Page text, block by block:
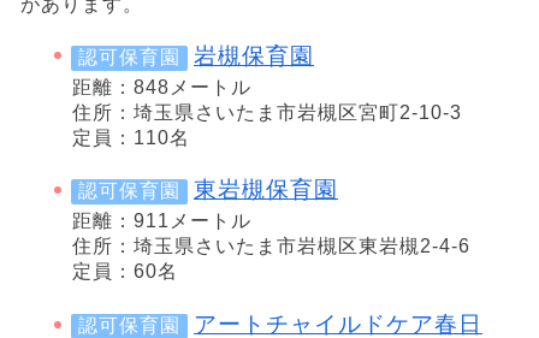
認可保育園 岩槻保育園
距離：848メートル
住所：埼玉県さいたま市岩槻区宮町2-10-3
定員：110名
認可保育園 東岩槻保育園
距離：911メートル
住所：埼玉県さいたま市岩槻区東岩槻2-4-6
定員：60名
認可保育園
アートチャイルドケア春日